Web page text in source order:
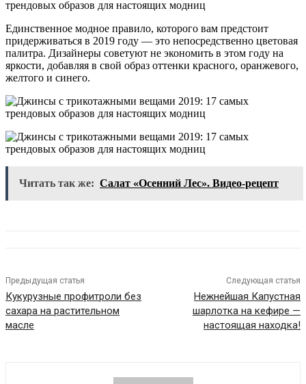
Единственное модное правило, которого вам предстоит
придерживаться в 2019 году — это непосредственно цветовая
палитра. Дизайнеры советуют не экономить в этом году на
яркости, добавляя в свой образ оттенки красного, оранжевого,
желтого и синего.
Читать так же: Салат «Осенний Лес». Видео-рецепт
Предыдущая статья
Кукурузные профитроли без
сахара на растительном
масле
Следующая статья
Нежнейшая Капустная
шарлотка на кефире —
настоящая находка!